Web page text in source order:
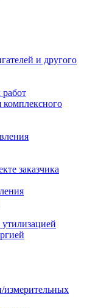
и другого
комплексного
заказчика
измерительных